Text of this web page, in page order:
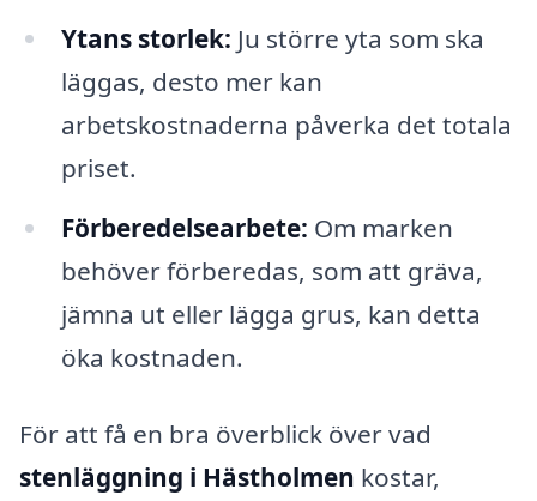
Ytans storlek: Ju större yta som ska
läggas, desto mer kan
arbetskostnaderna påverka det totala
priset.
Förberedelsearbete: Om marken
behöver förberedas, som att gräva,
jämna ut eller lägga grus, kan detta
öka kostnaden.
För att få en bra överblick över vad
stenläggning i Hästholmen kostar,